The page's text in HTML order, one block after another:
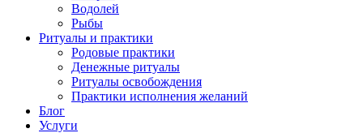
Водолей
Рыбы
Ритуалы и практики
Родовые практики
Денежные ритуалы
Ритуалы освобождения
Практики исполнения желаний
Блог
Услуги